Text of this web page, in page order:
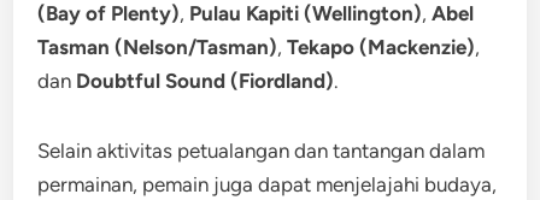
(Bay of Plenty), Pulau Kapiti (Wellington),Abel
Tasman (Nelson/Tasman),Tekapo (Mackenzie),
dan Doubtful Sound (Fiordland).
Selain aktivitas petualangan dan tantangan dalam
permainan, pemain juga dapat menjelajahi budaya,